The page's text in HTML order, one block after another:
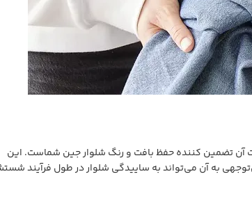
آن تضمین کننده حفظ بافت و رنگ شلوار جین شماست. این
به آن می‌تواند به ساییدگی شلوار در طول فرآیند